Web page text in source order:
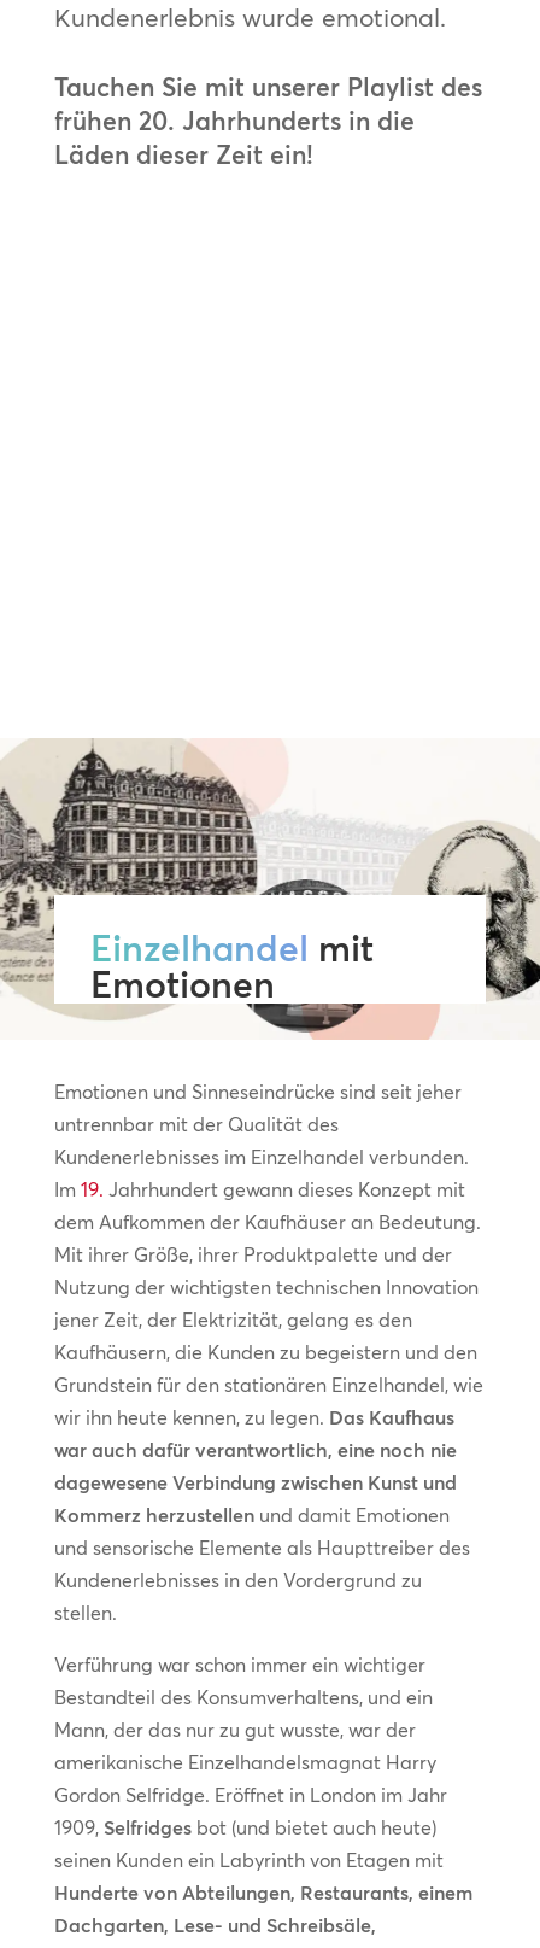
Kundenerlebnis wurde emotional.
Tauchen Sie mit unserer Playlist des
frühen 20. Jahrhunderts in die
Läden dieser Zeit ein!
Einzelhandel mit
Emotionen
Emotionen und Sinneseindrücke sind seit jeher
untrennbar mit der Qualität des
Kundenerlebnisses im Einzelhandel verbunden.
Im 19. Jahrhundert gewann dieses Konzept mit
dem Aufkommen der Kaufhäuser an Bedeutung.
Mit ihrer Größe, ihrer Produktpalette und der
Nutzung der wichtigsten technischen Innovation
jener Zeit, der Elektrizität, gelang es den
Kaufhäusern, die Kunden zu begeistern und den
Grundstein für den stationären Einzelhandel, wie
wir ihn heute kennen, zu legen. Das Kaufhaus
war auch dafür verantwortlich, eine noch nie
dagewesene Verbindung zwischen Kunst und
Kommerz herzustellenund damit Emotionen
und sensorische Elemente als Haupttreiber des
Kundenerlebnisses in den Vordergrund zu
stellen.
Verführung war schon immer ein wichtiger
Bestandteil des Konsumverhaltens, und ein
Mann, der das nur zu gut wusste, war der
amerikanische Einzelhandelsmagnat Harry
Gordon Selfridge. Eröffnet in London im Jahr
1909, Selfridgesbot (und bietet auch heute)
seinen Kunden ein Labyrinth von Etagen mit
Hunderte von Abteilungen, Restaurants, einem
Dachgarten, Lese- und Schreibsäle,